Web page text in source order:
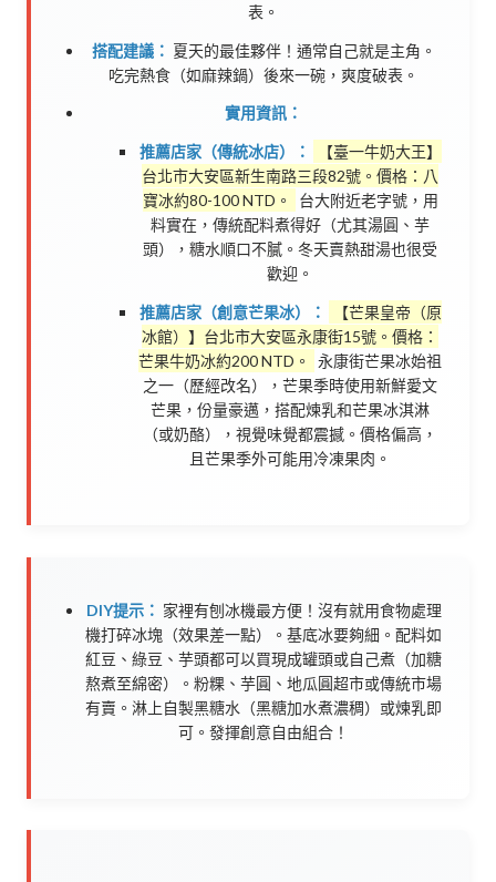
表。
搭配建議： 夏天的最佳夥伴！通常自己就是主角。
吃完熱食（如麻辣鍋）後來一碗，爽度破表。
實用資訊：
推薦店家（傳統冰店）：
【臺一牛奶大王】
台北市大安區新生南路三段82號。價格：八
寶冰約80-100 NTD。
台大附近老字號，用
料實在，傳統配料煮得好（尤其湯圓、芋
頭），糖水順口不膩。冬天賣熱甜湯也很受
歡迎。
推薦店家（創意芒果冰）：
【芒果皇帝（原
冰館）】台北市大安區永康街15號。價格：
芒果牛奶冰約200 NTD。
永康街芒果冰始祖
之一（歷經改名），芒果季時使用新鮮愛文
芒果，份量豪邁，搭配煉乳和芒果冰淇淋
（或奶酪），視覺味覺都震撼。價格偏高，
且芒果季外可能用冷凍果肉。
DIY提示： 家裡有刨冰機最方便！沒有就用食物處理
機打碎冰塊（效果差一點）。基底冰要夠細。配料如
紅豆、綠豆、芋頭都可以買現成罐頭或自己煮（加糖
熬煮至綿密）。粉粿、芋圓、地瓜圓超市或傳統市場
有賣。淋上自製黑糖水（黑糖加水煮濃稠）或煉乳即
可。發揮創意自由組合！